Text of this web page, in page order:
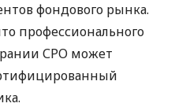
фондового рынка.
профессионального
СРО может